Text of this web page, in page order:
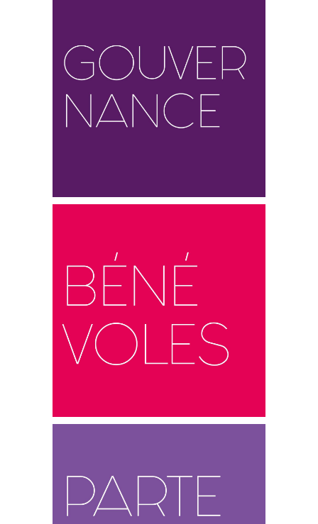
Sous l’impulsion d’un Conseil
d’Administration, Force Femmes
coordonnent au quotidien l’activité de
l’association.
En savoir plus…
Le réseau de bénévoles recrutés selon
leurs compétences oeuvre chaque jour
En savoir plus…
De nombreuses entreprises et
institutionnels s’engagent aux côtés de